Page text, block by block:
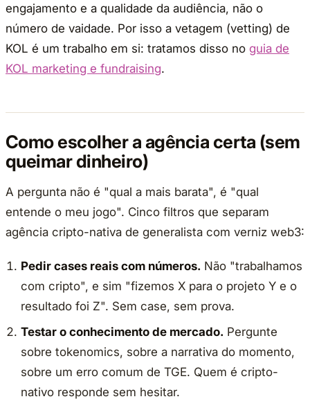
engajamento e a qualidade da audiência, não o
número de vaidade. Por isso a vetagem (vetting) de
KOL é um trabalho em si: tratamos disso no guia de
KOL marketing e fundraising.
Como escolher a agência certa (sem
queimar dinheiro)
A pergunta não é "qual a mais barata", é "qual
entende o meu jogo". Cinco filtros que separam
agência cripto-nativa de generalista com verniz web3:
Pedir cases reais com números. Não "trabalhamos
com cripto", e sim "fizemos X para o projeto Y e o
resultado foi Z". Sem case, sem prova.
Testar o conhecimento de mercado. Pergunte
sobre tokenomics, sobre a narrativa do momento,
sobre um erro comum de TGE. Quem é cripto-
nativo responde sem hesitar.